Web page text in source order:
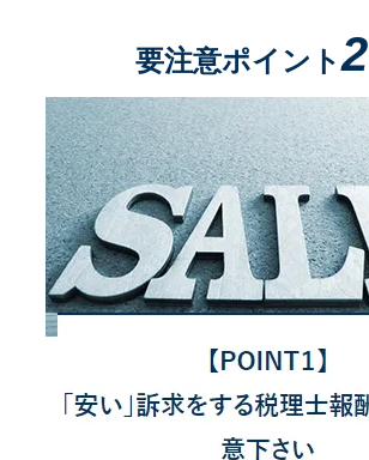
要注意ポイント2